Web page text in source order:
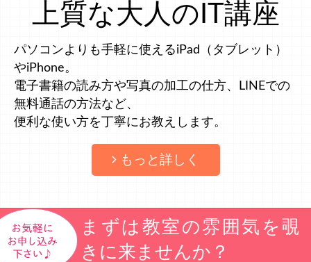
上質な大人のIT講座
パソコンよりも手軽に使えるiPad（タブレット）
やiPhone。
電子書籍の読み方や写真の加工の仕方、LINEでの
無料通話の方法など、
便利な使い方を丁寧にお教えします。
もっと詳しく
まずは教室の雰囲気を覗
きに来ませんか？